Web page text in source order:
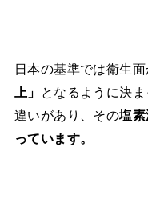
日本の基準では衛生
上」
となるように決
違いがあり、その塩
っています。